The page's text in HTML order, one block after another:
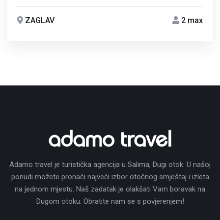
ZAGLAV 2 max
Adamo travel je turistička agencija u Salima, Dugi otok. U našoj
ponudi možete pronaći najveći izbor otočnog smještaj i izleta
na jednom mjestu. Naš zadatak je olakšati Vam boravak na
Dugom otoku. Obratite nam se s povjerenjem!